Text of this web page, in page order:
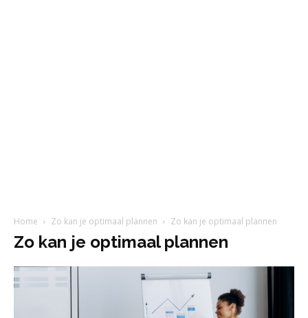
Home Zo kan je optimaal plannen Zo kan je optimaal plannen
Zo kan je optimaal plannen